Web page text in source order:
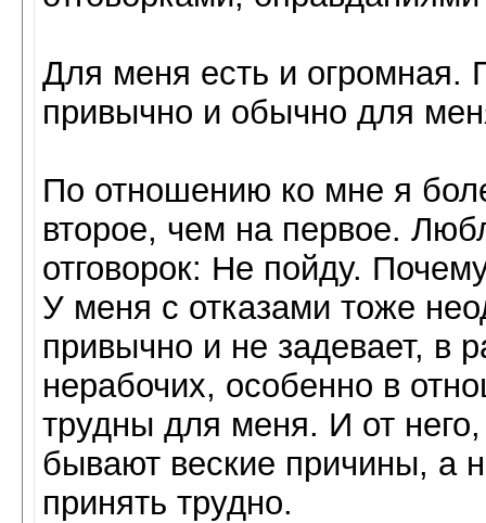
Для меня есть и огромная.
привычно и обычно для
По отношению ко мне я
второе, чем на первое.
отговорок: Не пойду.
У меня с отказами тоже
привычно и не задевает, в
нерабочих, особенно в
трудны для меня. И от
бывают веские причины, а
принять трудно.